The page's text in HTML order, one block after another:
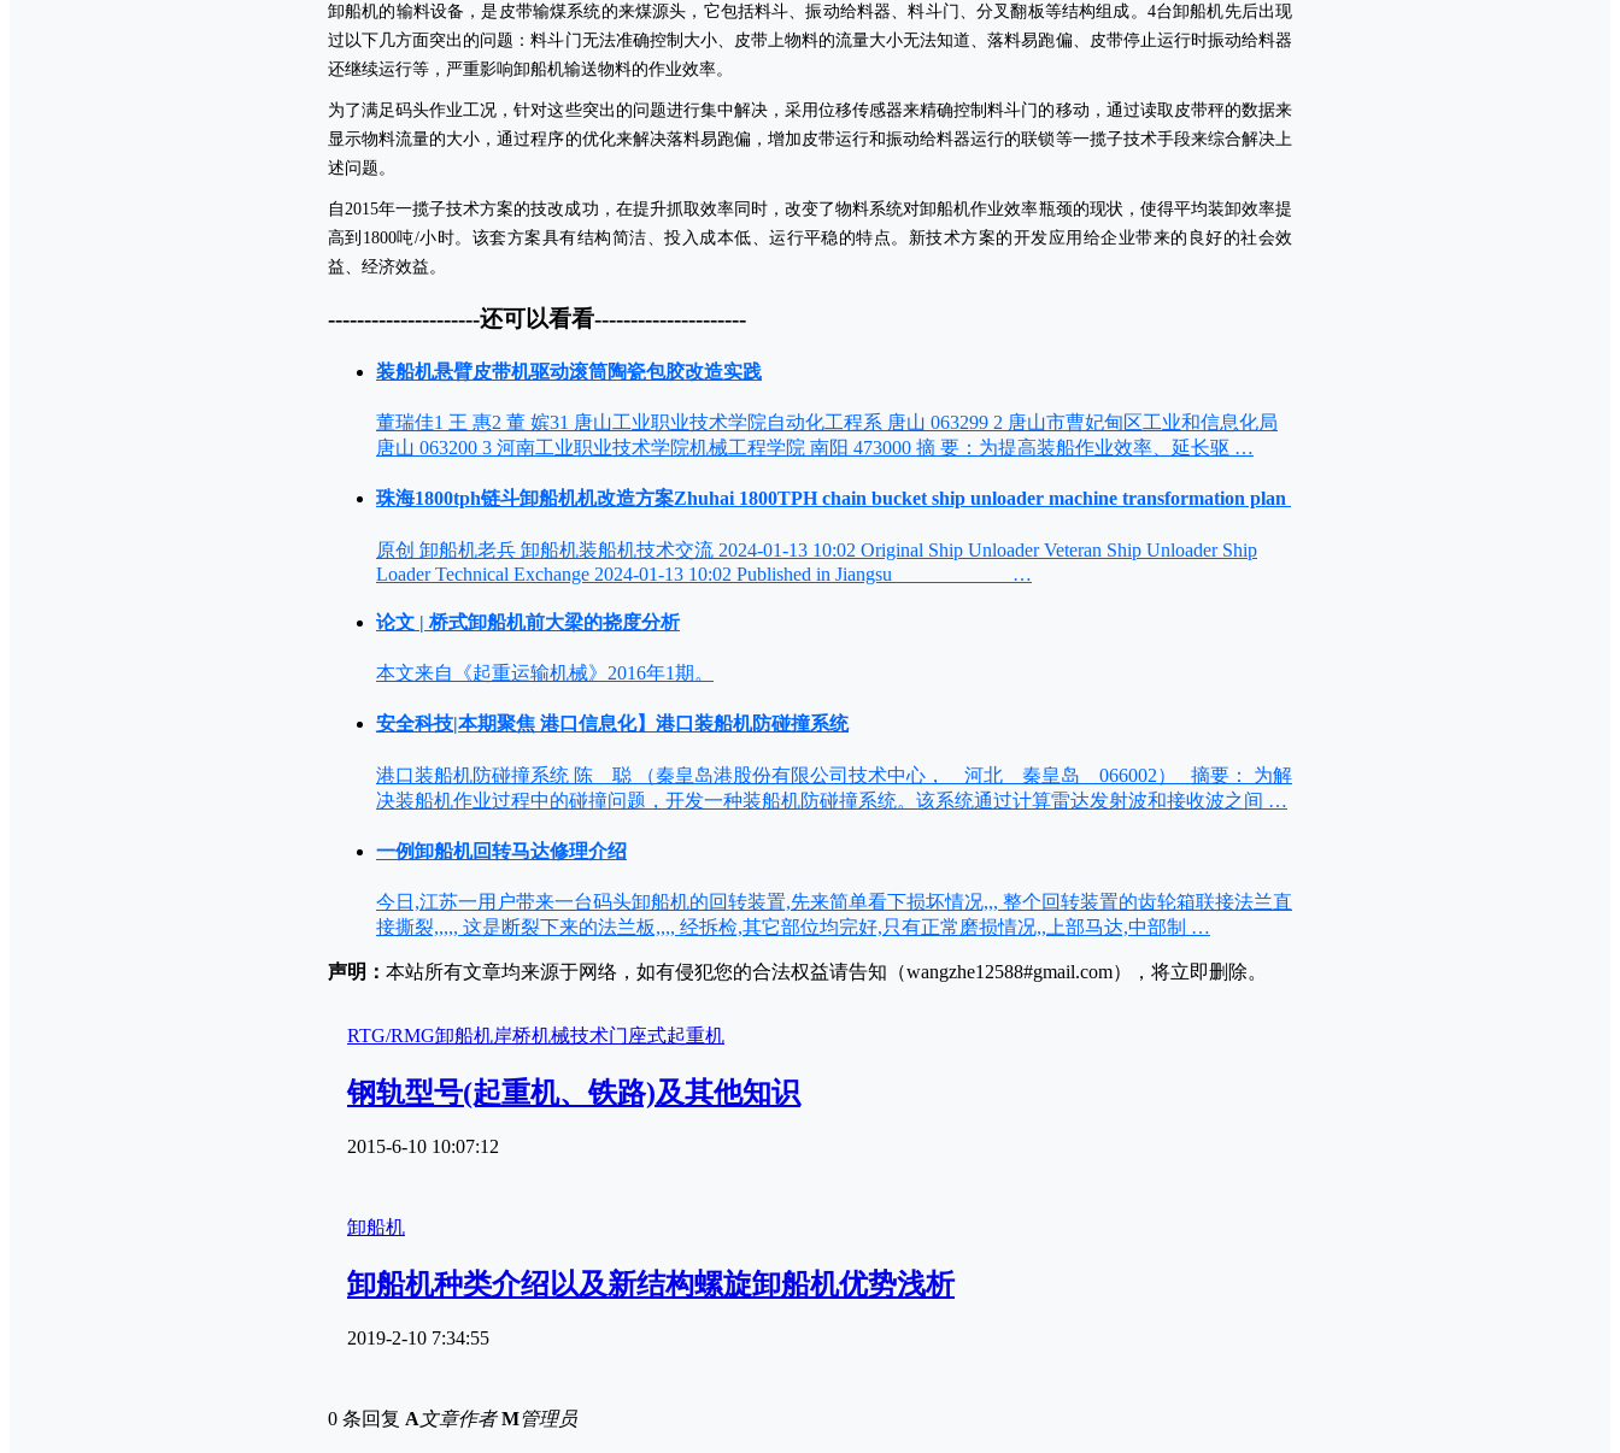
卸船机的输料设备，是皮带输煤系统的来煤源头，它包括料斗、振动给料器、料斗门、分叉翻板等结构组成。 4台卸船机先后出现
过以下几方面突出的问题：料斗门无法准确控制大小、皮带上物料的流量大小无法知道、落料易跑偏、皮带停止运行时振动给料器
还继续运行等，严重影响卸船机输送物料的作业效率。
为了满足码头作业工况，针对这些突出的问题进行集中解决，采用位移传感器来精确控制料斗门的移动，通过读取皮带秤的数据来
显示物料流量的大小，通过程序的优化来解决落料易跑偏，增加皮带运行和振动给料器运行的联锁等一揽子技术手段来综合解决上
述问题。
自 2015年一揽子技术方案的技改成功，在提升抓取效率同时，改变了物料系统对卸船机作业效率瓶颈的现状，使得平均装卸效率提
高到 1800吨/小时。该套方案具有结构简洁、投入成本低、运行平稳的特点。新技术方案的开发应用给企业带来的良好的社会效
益、经济效益。
---------------------还可以看看---------------------
装船机悬臂皮带机驱动滚筒陶瓷包胶改造实践
董瑞佳1 王 惠2 董 嫔31 唐山工业职业技术学院自动化工程系 唐山 063299 2 唐山市曹妃甸区工业和信息化局
唐山 063200 3 河南工业职业技术学院机械工程学院 南阳 473000 摘 要：为提高装船作业效率、延长驱 …
珠海1800tph链斗卸船机机改造方案Zhuhai 1800TPH chain bucket ship unloader machine transformation plan
原创 卸船机老兵 卸船机装船机技术交流 2024-01-13 10:02 Original Ship Unloader Veteran Ship Unloader Ship
Loader Technical Exchange 2024-01-13 10:02 Published in Jiangsu …
论文 | 桥式卸船机前大梁的挠度分析
本文来自《起重运输机械》2016年1期。
安全科技|本期聚焦 港口信息化】港口装船机防碰撞系统
港口装船机防碰撞系统 陈 聪 （秦皇岛港股份有限公司技术中心， 河北 秦皇岛 066002） 摘要： 为解
决装船机作业过程中的碰撞问题，开发一种装船机防碰撞系统。该系统通过计算雷达发射波和接收波之间 …
一例卸船机回转马达修理介绍
今日,江苏一用户带来一台码头卸船机的回转装置,先来简单看下损坏情况,,, 整个回转装置的齿轮箱联接法兰直
接撕裂,,,,, 这是断裂下来的法兰板,,,, 经拆检,其它部位均完好,只有正常磨损情况,,上部马达,中部制 …
声明： 本站所有文章均来源于网络，如有侵犯您的合法权益请告知（wangzhe12588#gmail.com），将立即删除。
RTG/RMG卸船机岸桥机械技术门座式起重机
钢轨型号(起重机、铁路)及其他知识
2015-6-10 10:07:12
卸船机
卸船机种类介绍以及新结构螺旋卸船机优势浅析
2019-2-10 7:34:55
0 条回复 A文章作者 M管理员